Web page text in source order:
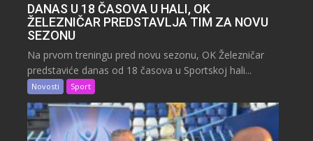
DANAS U 18 ČASOVA U HALI, OK
ŽELEZNIČAR PREDSTAVLJA TIM ZA NOVU
SEZONU
Na prvom treningu pred novu sezonu, OK Železničar
predstaviće danas od 18 časova u Sportskoj hali...
Novosti Sport